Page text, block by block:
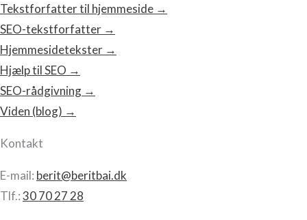
Tekstforfatter til hjemmeside →
SEO-tekstforfatter →
Hjemmesidetekster →
Hjælp til SEO →
SEO-rådgivning →
Viden (blog) →
Kontakt
E-mail: berit@beritbai.dk
Tlf.:30 70 27 28